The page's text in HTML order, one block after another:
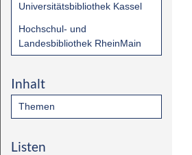
Universitätsbibliothek Kassel
Hochschul- und
Landesbibliothek RheinMain
Inhalt
Themen
Listen